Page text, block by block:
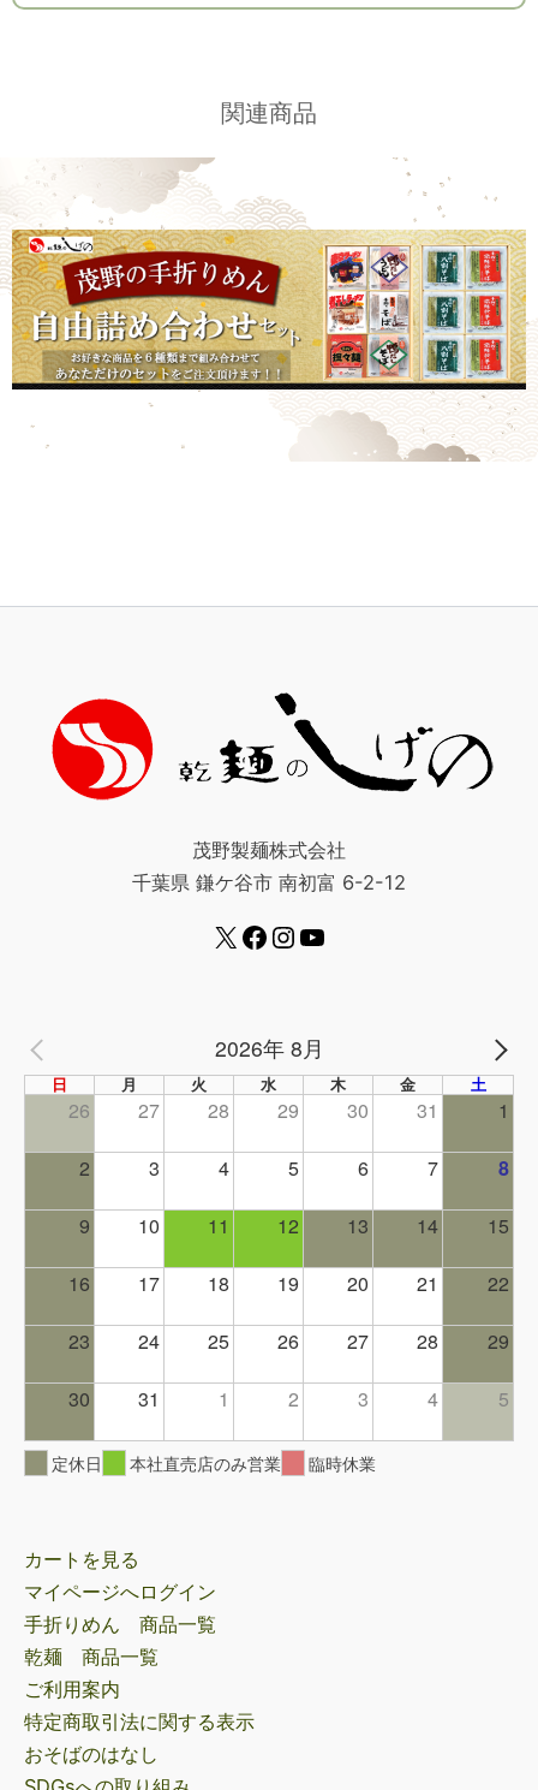
関連商品
茂野製麺株式会社
千葉県 鎌ケ谷市 南初富 6-2-12
PREV 2026年 8月
日 月 火 水 木 金 土
26 27 28 29 30 31 1
2 3 4 5 6 7 8
9 10 11 12 13 14 15
16 17 18 19 20 21 22
23 24 25 26 27 28 29
30 31 1 2 3 4 5
定休日 本社直売店のみ営業 臨時休業
カートを見る
マイページへログイン
手折りめん 商品一覧
乾麺 商品一覧
ご利用案内
特定商取引法に関する表示
おそばのはなし